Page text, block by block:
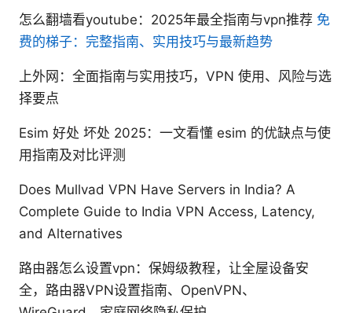
怎么翻墙看youtube：2025年最全指南与vpn推荐 免
费的梯子：完整指南、实用技巧与最新趋势
上外网：全面指南与实用技巧，VPN 使用、风险与选
择要点
Esim 好处 坏处 2025：一文看懂 esim 的优缺点与使
用指南及对比评测
Does Mullvad VPN Have Servers in India? A
Complete Guide to India VPN Access, Latency,
and Alternatives
路由器怎么设置vpn：保姆级教程，让全屋设备安
全，路由器VPN设置指南、OpenVPN、